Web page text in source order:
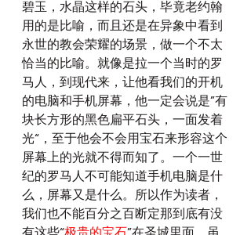
碧玉，水晶这样的石头，毕竟老约翰
用的是比喻，而且还是在异象中看到
永世的教会荣耀的场景，做一个不太
恰当的比喻。就像是拉一个当时的罗
马人，到现代来，让他看我们的开机
的电脑和手机屏幕，他一定会说是”有
块长方形的黑色扁平石头，一面发着
光“，至于他会不会用宝石来形容这个
屏幕上的光就不得而知了。一个一世
纪的罗马人不可能知道手机电脑是什
么，屏幕又是什么。所以作为读者，
我们也不能百分之百断定那到底有没